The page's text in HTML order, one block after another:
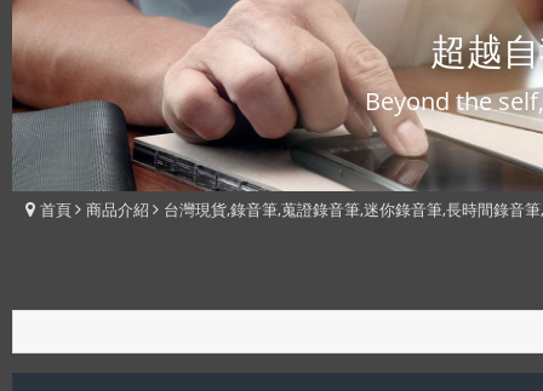
超越
Beyond the
首頁 商品介紹 台灣現貨,錄音筆,蒐證錄音筆,迷你錄音筆,長時間錄音